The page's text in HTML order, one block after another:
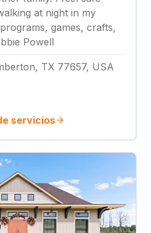
at night in my
games, crafts,
Powell
TX 77657, USA
servicios